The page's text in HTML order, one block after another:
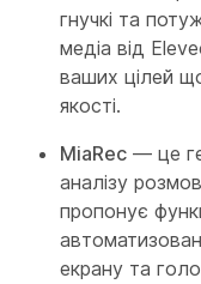
гнучкі та
медіа від
ваших цілей
якості.
MiaRec — це
аналізу
пропонує
екрану та